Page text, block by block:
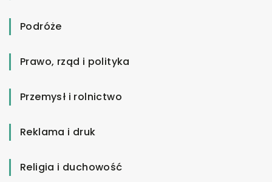
Podróże
Prawo, rząd i polityka
Przemysł i rolnictwo
Reklama i druk
Religia i duchowość